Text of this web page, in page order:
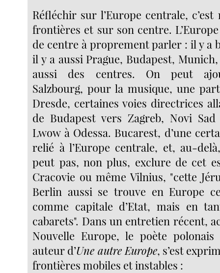
Réfléchir sur l’Europe centrale,
frontières et sur son centre.
de centre à proprement parler : il y a
il y a aussi Prague, Budapest,
aussi des centres. On peut
Salzbourg, pour la musique, une
Dresde, certaines voies directrices
de Budapest vers Zagreb, Novi
Lwow à Odessa. Bucarest, d’une
relié à l’Europe centrale, et, au-
peut pas, non plus, exclure de cet
Cracovie ou même Vilnius, "cette
Berlin aussi se trouve en Europe
comme capitale d’Etat, mais en
cabarets". Dans un entretien récent,
Nouvelle Europe, le poète polonais
auteur d’Une autre Europe, s’est
frontières mobiles et instables :